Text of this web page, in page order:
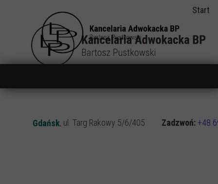
Start
Gdańsk, ul. Targ Rakowy 5/6/405 Zadzwoń: +48